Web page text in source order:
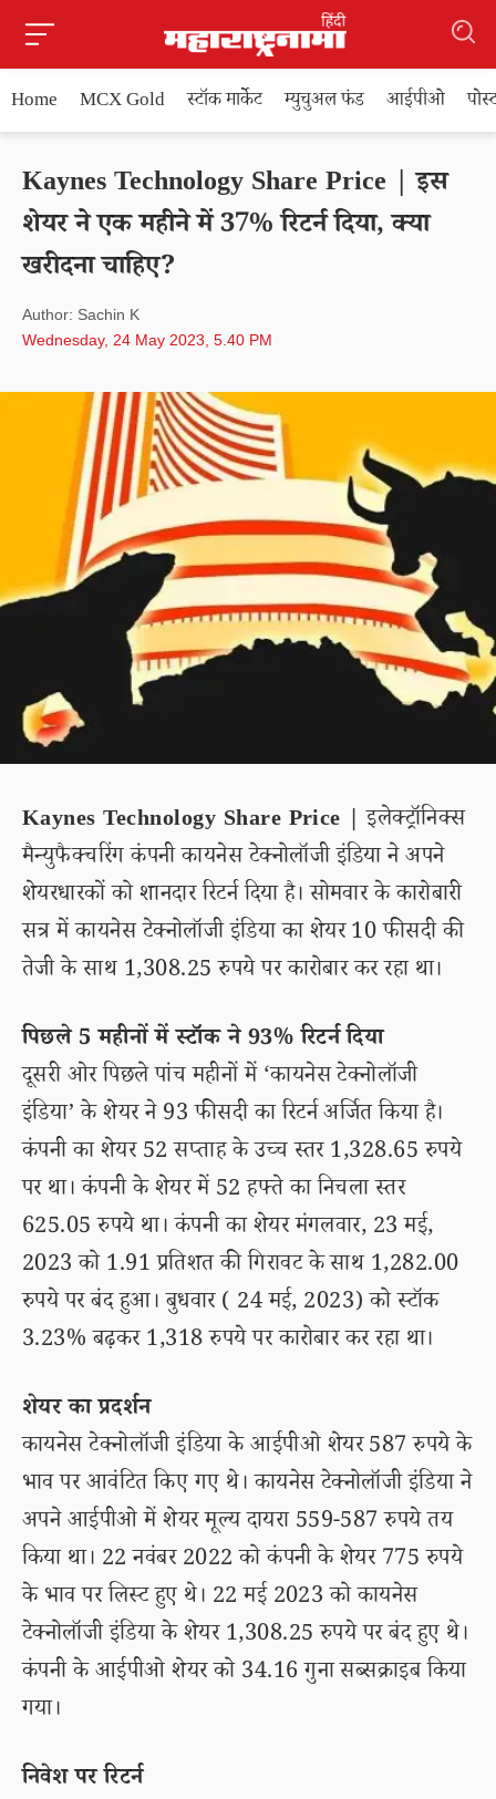
Home MCX Gold स्टॉक मार्केट म्युचुअल फंड आईपीओ
Kaynes Technology Share Price | इस
शेयर ने एक महीने में 37% रिटर्न दिया, क्या
खरीदना चाहिए?
Author: Sachin K
Wednesday, 24 May 2023, 5.40 PM
Kaynes Technology Share Price | इलेक्ट्रॉनिक्स
मैन्युफैक्चरिंग कंपनी कायनेस टेक्नोलॉजी इंडिया ने अपने
शेयरधारकों को शानदार रिटर्न दिया है। सोमवार के कारोबारी
सत्र में कायनेस टेक्नोलॉजी इंडिया का शेयर 10 फीसदी की
तेजी के साथ 1,308.25 रुपये पर कारोबार कर रहा था।
पिछले 5 महीनों में स्टॉक ने 93% रिटर्न दिया
दूसरी ओर पिछले पांच महीनों में ‘कायनेस टेक्नोलॉजी
इंडिया’ के शेयर ने 93 फीसदी का रिटर्न अर्जित किया है।
कंपनी का शेयर 52 सप्ताह के उच्च स्तर 1,328.65 रुपये
पर था। कंपनी के शेयर में 52 हफ्ते का निचला स्तर
625.05 रुपये था। कंपनी का शेयर मंगलवार, 23 मई,
2023 को 1.91 प्रतिशत की गिरावट के साथ 1,282.00
रुपये पर बंद हुआ। बुधवार ( 24 मई, 2023) को स्टॉक
3.23% बढ़कर 1,318 रुपये पर कारोबार कर रहा था।
शेयर का प्रदर्शन
कायनेस टेक्नोलॉजी इंडिया के आईपीओ शेयर 587 रुपये के
भाव पर आवंटित किए गए थे। कायनेस टेक्नोलॉजी इंडिया ने
अपने आईपीओ में शेयर मूल्य दायरा 559-587 रुपये तय
किया था। 22 नवंबर 2022 को कंपनी के शेयर 775 रुपये
के भाव पर लिस्ट हुए थे। 22 मई 2023 को कायनेस
टेक्नोलॉजी इंडिया के शेयर 1,308.25 रुपये पर बंद हुए थे।
कंपनी के आईपीओ शेयर को 34.16 गुना सब्सक्राइब किया
गया।
निवेश पर रिटर्न